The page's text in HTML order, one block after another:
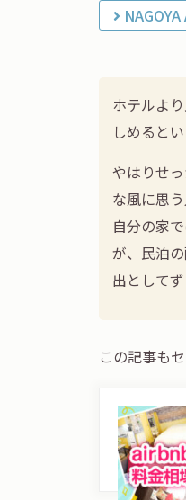
ホテルよ
しめると
やはりせ
な風に思
自分の家
が、民泊
出として
この記事も